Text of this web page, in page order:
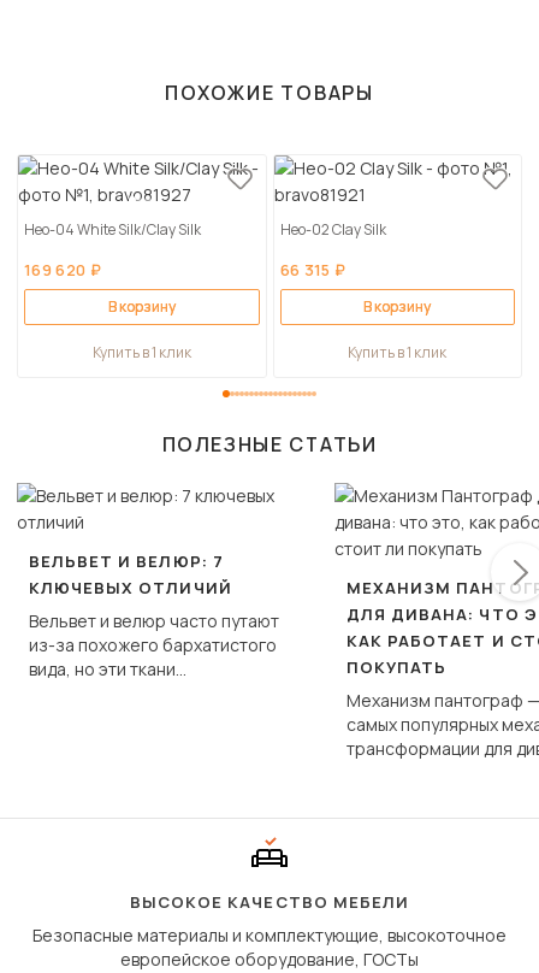
ПОХОЖИЕ ТОВАРЫ
Нео-04 White Silk/Clay Silk
169 620 ₽
В корзину
Купить в 1 клик
Нео-02 Clay Silk
66 315 ₽
В корзину
Купить в 1 клик
ПОЛЕЗНЫЕ СТАТЬИ
ВЕЛЬВЕТ И ВЕЛЮР: 7
КЛЮЧЕВЫХ ОТЛИЧИЙ
Вельвет и велюр часто путают
из-за похожего бархатистого
вида, но эти ткани
МЕХАНИЗМ
ДЛЯ ДИВАНА: ЧТО
КАК РАБОТАЕТ И
ПОКУПАТЬ
Механизм пантограф
самых популярных
трансформации для
сиденье не
дугообразной
ВЫСОКОЕ КАЧЕСТВО МЕБЕЛИ
Безопасные материалы и комплектующие, высокоточное
европейское оборудование, ГОСТы